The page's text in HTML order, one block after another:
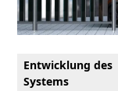
Entwicklung des
Systems